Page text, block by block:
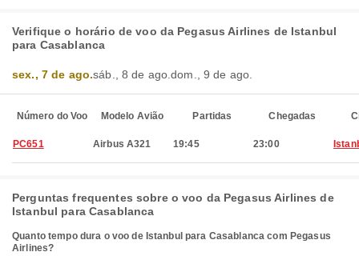
Verifique o horário de voo da Pegasus Airlines de Istanbul
para Casablanca
sex., 7 de ago.sáb., 8 de ago.dom., 9 de ago.
Número do Voo Modelo Avião Partidas Chegadas
PC651 Airbus A321 19:45 23:00
Perguntas frequentes sobre o voo da Pegasus Airlines de
Istanbul para Casablanca
Quanto tempo dura o voo de Istanbul para Casablanca com Pegasus
Airlines?